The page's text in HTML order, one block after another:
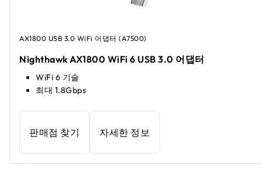
AX1800 USB 3.0 WiFi 어댑터 (A7500)
Nighthawk AX1800 WiFi 6 USB 3.0 어댑터
WiFi 6 기술
최대 1.8Gbps
판매점 찾기 자세한 정보